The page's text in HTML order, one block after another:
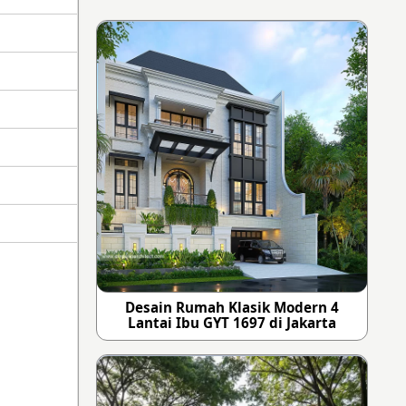
Desain Rumah Klasik Modern 4
Lantai Ibu GYT 1697 di Jakarta